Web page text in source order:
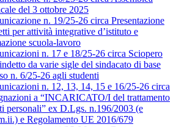
del 3 ottobre 2025
n. 19/25-26 circa Presentazione
per attività integrative d’istituto e
scuola-lavoro
n. 17 e 18/25-26 circa Sciopero
da varie sigle del sindacato di base
n. 6/25-26 agli studenti
n. 12, 13, 14, 15 e 16/25-26 circa
a “INCARICATO/I del trattamento
personali” ex D.Lgs. n.196/2003 (e
e Regolamento UE 2016/679